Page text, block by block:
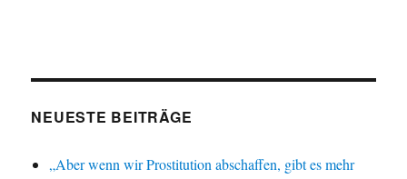
NEUESTE BEITRÄGE
„Aber wenn wir Prostitution abschaffen, gibt es mehr